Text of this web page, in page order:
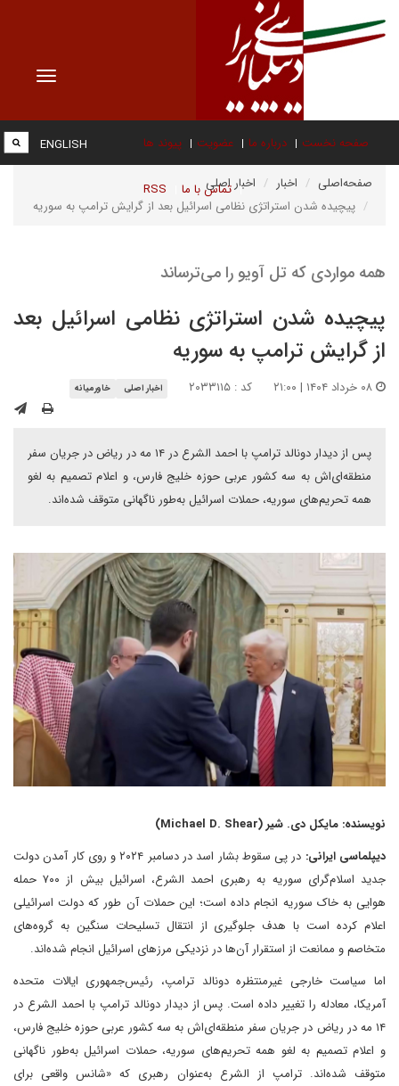
Toggle
صفحه نخست درباره ما عضویت پیوند ها
تماس با ما RSS
ENGLISH
صفحه‌اصلی اخبار
اخبار اصلی
پیچیده شدن استراتژی نظامی اسرائیل بعد از گرایش ترامپ به سوریه
همه مواردی که تل آویو را می‌ترساند
پیچیده شدن استراتژی نظامی اسرائیل بعد
از گرایش ترامپ به سوریه
کد : ۲۰۳۳۱۱۵ اخبار اصلی خاورمیانه
پس از دیدار دونالد ترامپ با احمد الشرع در ۱۴ مه در ریاض در جریان سفر
منطقه‌ای‌اش به سه کشور عربی حوزه خلیج فارس، و اعلام تصمیم به لغو
همه تحریم‌های سوریه، حملات اسرائیل به‌طور ناگهانی متوقف شده‌اند.
نویسنده: مایکل دی. شیر (Michael D. Shear)
دیپلماسی ایرانی:
در پی سقوط بشار اسد در دسامبر ۲۰۲۴ و روی کار آمدن دولت
جدید اسلام‌گرای سوریه به رهبری احمد الشرع، اسرائیل بیش از ۷۰۰ حمله
هوایی به خاک سوریه انجام داده است؛ این حملات آن طور که دولت اسرائیلی
اعلام کرده است با هدف جلوگیری از انتقال تسلیحات سنگین به گروه‌های
متخاصم و ممانعت از استقرار آن‌ها در نزدیکی مرزهای اسرائیل انجام شده‌اند.
اما سیاست خارجی غیرمنتظره دونالد ترامپ، رئیس‌جمهوری ایالات متحده
آمریکا، معادله را تغییر داده است. پس از دیدار دونالد ترامپ با احمد الشرع در
۱۴ مه در ریاض در جریان سفر منطقه‌ای‌اش به سه کشور عربی حوزه خلیج فارس،
و اعلام تصمیم به لغو همه تحریم‌های سوریه، حملات اسرائیل به‌طور ناگهانی
متوقف شده‌اند. ترامپ از الشرع به‌عنوان رهبری که «شانس واقعی برای